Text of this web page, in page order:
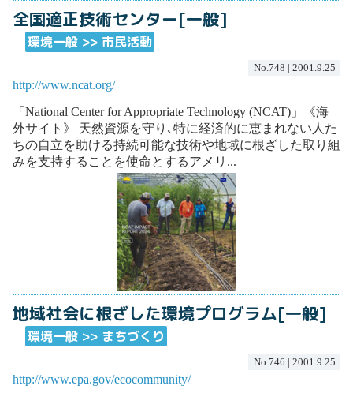
全国適正技術センター[一般]
環境一般 >> 市民活動
No.748 | 2001.9.25
http://www.ncat.org/
「National Center for Appropriate Technology (NCAT)」《海
外サイト》 天然資源を守り､特に経済的に恵まれない人た
ちの自立を助ける持続可能な技術や地域に根ざした取り組
みを支持することを使命とするアメリ...
地域社会に根ざした環境プログラム[一般]
環境一般 >> まちづくり
No.746 | 2001.9.25
http://www.epa.gov/ecocommunity/